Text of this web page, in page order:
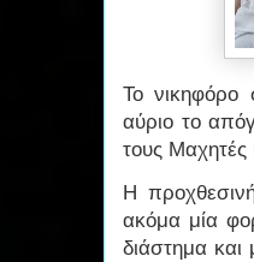
Το νικηφόρο
αύριο το
τους Μαχητές
Η
ακόμα μία
διάστημα και